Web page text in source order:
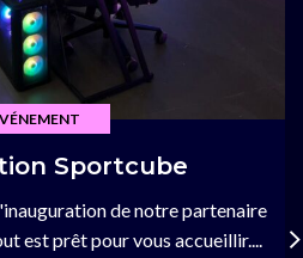
Sportcube
de notre partenaire
est prêt pour vous accueillir....